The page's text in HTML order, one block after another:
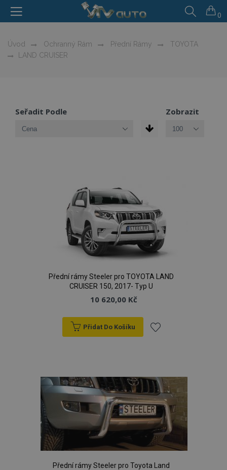
0
Úvod Ochranný Rám Přední Rámy
TOYOTA
LAND CRUISER
Seřadit Podle Zobrazit
Přední rámy Steeler pro TOYOTA LAND
CRUISER 150, 2017- Typ U
10 620,00 Kč
Přidat Do Košíku
oblíbeným
Přední rámy Steeler pro Toyota Land